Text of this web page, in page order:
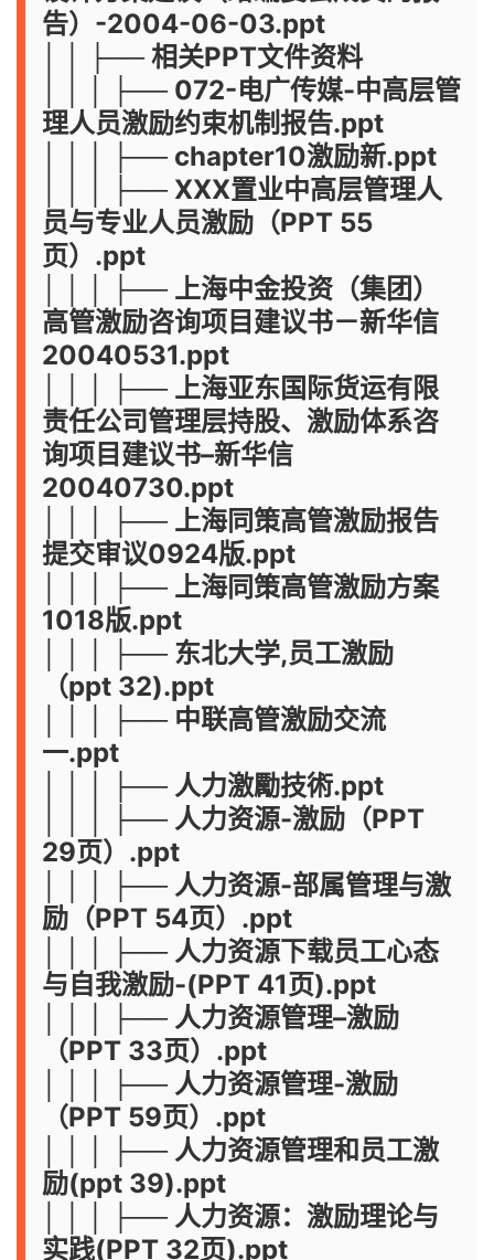
告）-2004-06-03.ppt
│ │ ├── 相关PPT文件资料
│ │ │ ├── 072-电广传媒-中高层管
理人员激励约束机制报告.ppt
│ │ │ ├── chapter10激励新.ppt
│ │ │ ├── XXX置业中高层管理人
员与专业人员激励（PPT 55
页）.ppt
│ │ │ ├── 上海中金投资（集团）
高管激励咨询项目建议书－新华信
20040531.ppt
│ │ │ ├── 上海亚东国际货运有限
责任公司管理层持股、激励体系咨
询项目建议书–新华信
20040730.ppt
│ │ │ ├── 上海同策高管激励报告
提交审议0924版.ppt
│ │ │ ├── 上海同策高管激励方案
1018版.ppt
│ │ │ ├── 东北大学,员工激励
（ppt 32).ppt
│ │ │ ├── 中联高管激励交流
一.ppt
│ │ │ ├── 人力激勵技術.ppt
│ │ │ ├── 人力资源-激励（PPT
29页）.ppt
│ │ │ ├── 人力资源-部属管理与激
励（PPT 54页）.ppt
│ │ │ ├── 人力资源下载员工心态
与自我激励-(PPT 41页).ppt
│ │ │ ├── 人力资源管理–激励
（PPT 33页）.ppt
│ │ │ ├── 人力资源管理-激励
（PPT 59页）.ppt
│ │ │ ├── 人力资源管理和员工激
励(ppt 39).ppt
│ │ │ ├── 人力资源：激励理论与
实践(PPT 32页).ppt